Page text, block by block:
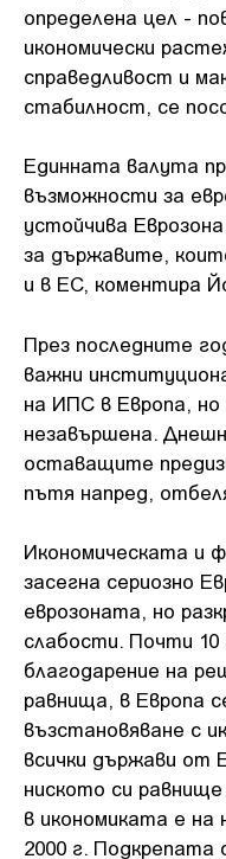
определена цел -
икономически
справедливост и
стабилност, се
Единната валута
възможности за
устойчива
за държавите,
и в ЕС, коментира
През последните
важни
на ИПС в Европа,
незавършена.
оставащите
пътя напред,
Икономическата и
засегна сериозно
еврозоната, но
слабости. Почти 10
благодарение на
равнища, в Европа
възстановяване с
всички държави от
ниското си
в икономиката е на
2000 г. Подкрепата